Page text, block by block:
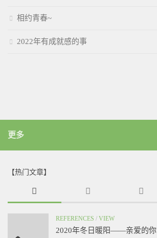
相约青春~
2022年有成就感的事
更多
【热门文章】
REFERENCES / VIEW
2020年冬日暖阳——亲爱的你